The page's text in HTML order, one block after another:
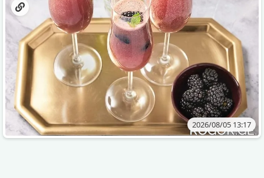
2026/08/05 13:17